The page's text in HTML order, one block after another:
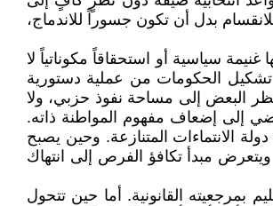
بدل أن تكون جسوراً للاندماج،
سياسية أو استحقاقاً مكوناتياً لا
تشكيل الحكومات من عملية دستورية
البعض إلى مساحة نفوذ حزبي، ولا
إلى إضعاف مفهوم المواطنة ذاته.
الانتماءات المتنازعة. وحين يصبح
مبدأ تكافؤ الفرص إلى انتهاك
بمرجعيته القانونية. أما حين تتحول